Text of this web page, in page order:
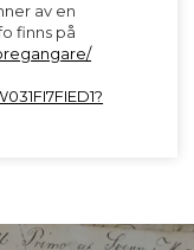
av en
finns på